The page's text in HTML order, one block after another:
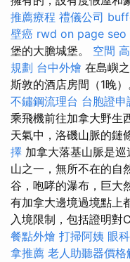
推薦療程 禮儀公司
壁癌 rwd on page seo
堡的大膽城堡。 空間
規劃 台中外燴 在島嶼
斯敦的酒店房間（1晚）
不鏽鋼流理台 台胞證申
乘飛機前往加拿大野生
天氣中，洛磯山脈的鏈
擇 加拿大落基山脈是
山之一，無所不在的自
谷，咆哮的瀑布，巨大
有加拿大邊境過境點上
入境限制，包括證明對
餐點外燴 打掃阿姨 眼
拿推薦 老人助聽器價格